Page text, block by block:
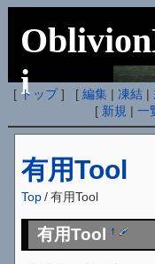
i
[ トップ] [編集 |凍結 |
[ 新規 |一
有用Tool
Top /有用Tool
有用Tool†